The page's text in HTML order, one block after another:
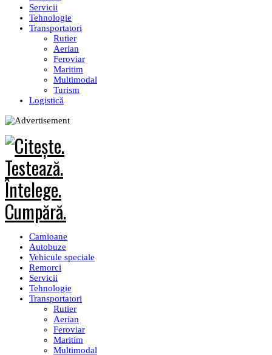
Servicii
Tehnologie
Transportatori
Rutier
Aerian
Feroviar
Maritim
Multimodal
Turism
Logistică
Camioane
Autobuze
Vehicule speciale
Remorci
Servicii
Tehnologie
Transportatori
Rutier
Aerian
Feroviar
Maritim
Multimodal